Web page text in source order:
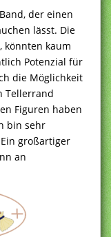
der einen
lässt. Die
könnten kaum
Potenzial für
die Möglichkeit
Tellerrand
Figuren haben
bin sehr
großartiger
an